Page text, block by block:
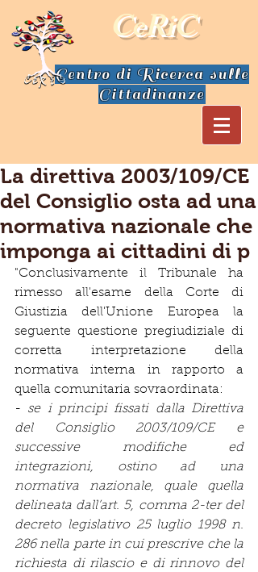
CeRiC
Centro di Ricerca sulle
Cittadinanze
La direttiva 2003/109/CE
del Consiglio osta ad una
normativa nazionale che
imponga ai cittadini di p
"Conclusivamente il Tribunale ha
rimesso all'esame della Corte di
Giustizia dell'Unione Europea la
seguente questione pregiudiziale di
corretta interpretazione della
normativa interna in rapporto a
quella comunitaria sovraordinata:
- se i principi fissati dalla Direttiva
del Consiglio 2003/109/CE e
successive modifiche ed
integrazioni, ostino ad una
normativa nazionale, quale quella
delineata dall’art. 5, comma 2-ter del
decreto legislativo 25 luglio 1998 n.
286 nella parte in cui prescrive che la
richiesta di rilascio e di rinnovo del